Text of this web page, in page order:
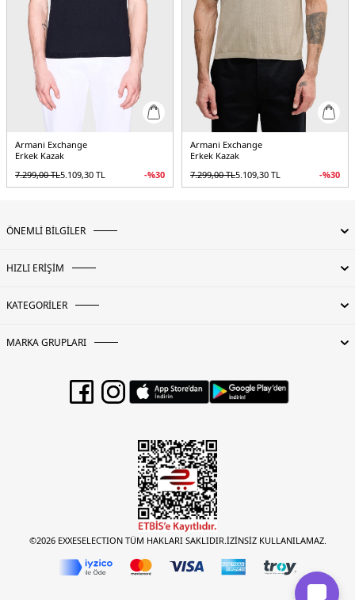
Armani Exchange
Erkek Kazak
7.299,00TL5.109,30 TL -%30
Armani Exchange
Erkek Kazak
7.299,00TL5.109,30 TL -%30
ÖNEMLİ BİLGİLER
HIZLI ERİŞİM
KATEGORİLER
MARKA GRUPLARI
©2026 EXXESELECTION TÜM HAKLARI SAKLIDIR.İZİNSİZ KULLANILAMAZ.